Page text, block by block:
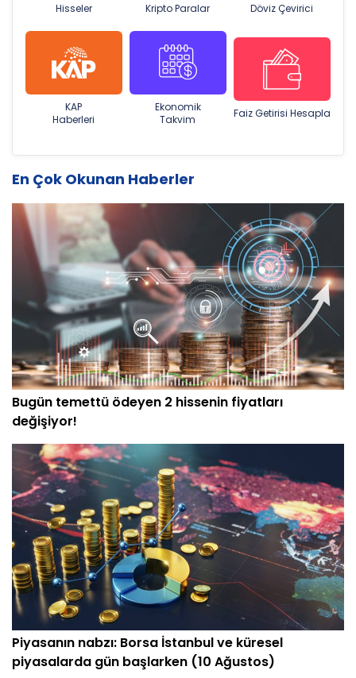
Hisseler Kripto Paralar Döviz Çevirici
KAP
Haberleri
Ekonomik
Takvim
Faiz Getirisi Hesapla
En Çok Okunan Haberler
Bugün temettü ödeyen 2 hissenin fiyatları
değişiyor!
Piyasanın nabzı: Borsa İstanbul ve küresel
piyasalarda gün başlarken (10 Ağustos)